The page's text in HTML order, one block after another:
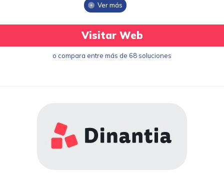
Ver más
Visitar Web
o compara entre más de 68 soluciones